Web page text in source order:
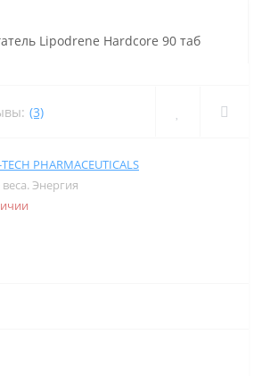
(3)
PHARMACEUTICALS
Энергия